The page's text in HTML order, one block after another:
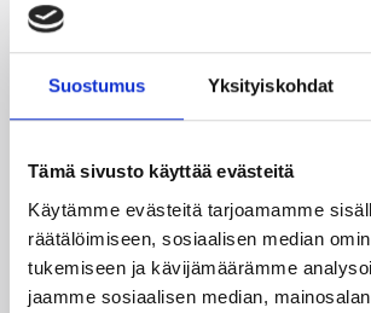
Suostumus Yksityiskohdat
Tämä sivusto käyttää evästeitä
Käytämme evästeitä tarjoamamme
räätälöimiseen, sosiaalisen median
tukemiseen ja kävijämäärämme
jaamme sosiaalisen median,
Järjestys
Sivukoko